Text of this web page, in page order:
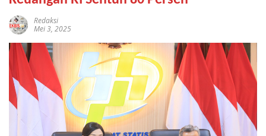
Redaksi
Mei 3, 2025